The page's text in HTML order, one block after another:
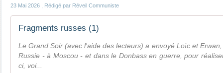
23 Mai 2026 , Rédigé par Réveil Communiste
Fragments russes (1)
Le Grand Soir (avec l'aide des lecteurs) a envoyé Loïc et
Russie - à Moscou - et dans le Donbass en guerre, pour
ci, voi...